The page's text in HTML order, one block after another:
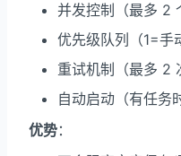
并发控制（最多 2
优先级队列（1=手
重试机制（最多 2
自动启动（有任务
优势：